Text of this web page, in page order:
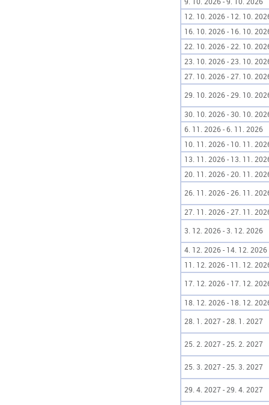
12. 10. 2026 - 12. 10.
16. 10. 2026 - 16. 10.
22. 10. 2026 - 22. 10.
23. 10. 2026 - 23. 10.
27. 10. 2026 - 27. 10.
29. 10. 2026 - 29. 10.
30. 10. 2026 - 30. 10.
6. 11. 2026 - 6. 11. 2026
10. 11. 2026 - 10. 11.
13. 11. 2026 - 13. 11.
20. 11. 2026 - 20. 11.
26. 11. 2026 - 26. 11.
27. 11. 2026 - 27. 11.
3. 12. 2026 - 3. 12. 2026
4. 12. 2026 - 14. 12. 2026
11. 12. 2026 - 11. 12.
17. 12. 2026 - 17. 12.
18. 12. 2026 - 18. 12.
28. 1. 2027 - 28. 1. 2027
25. 2. 2027 - 25. 2. 2027
25. 3. 2027 - 25. 3. 2027
29. 4. 2027 - 29. 4. 2027